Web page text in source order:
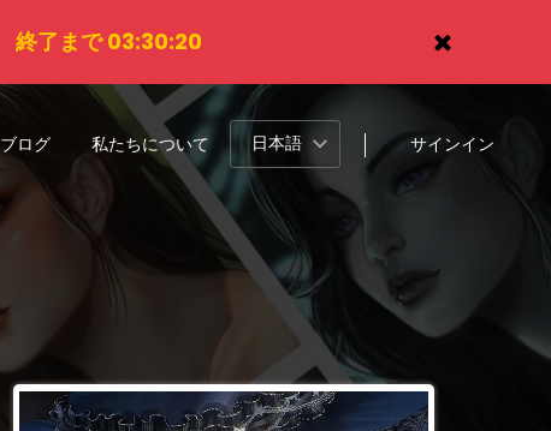
終了まで 03:30:18
ブログ 私たちについて 日本語 サインイン